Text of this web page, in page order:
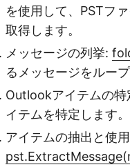
を使用して、PSTフ
取得します。
メッセージの列挙:
るメッセージをループ
Outlookアイテムの
イテムを特定します
アイテムの抽出と使